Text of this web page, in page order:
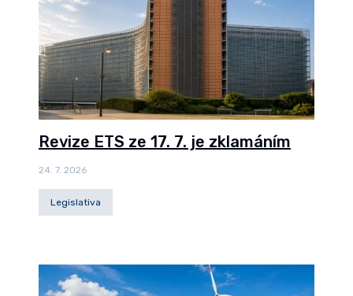
Revize ETS ze 17. 7. je zklamáním
24. 7. 2026
Legislativa